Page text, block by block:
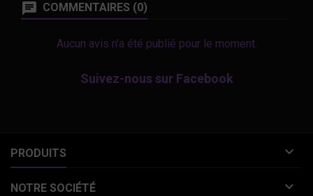
COMMENTAIRES (0)
Aucun avis n'a été publié pour le moment.
Suivez-nous sur Facebook
PRODUITS 
NOTRE SOCIÉTÉ 